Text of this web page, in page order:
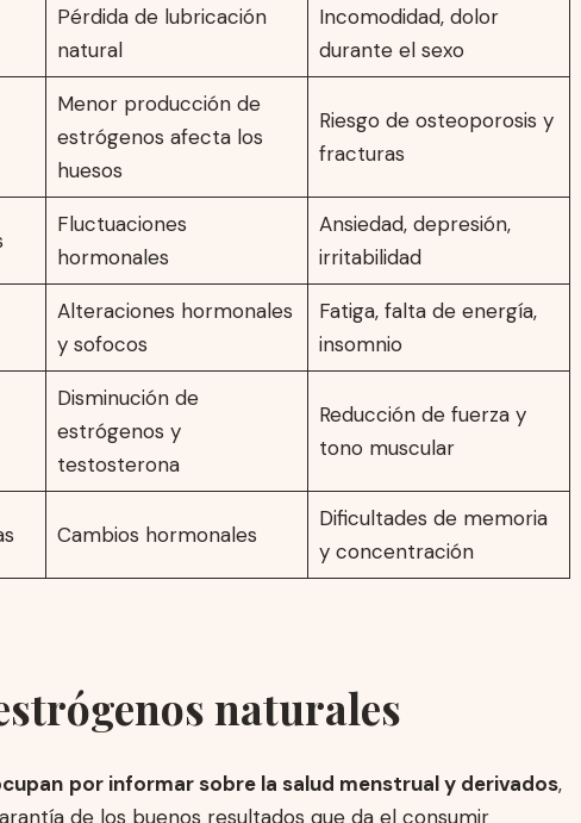
Pérdida de lubricación
natural
Incomodidad, dolor
durante el sexo
Menor producción de
estrógenos afecta los
huesos
Riesgo de osteoporosis y
fracturas
Fluctuaciones
hormonales
Ansiedad, depresión,
irritabilidad
Alteraciones hormonales
y sofocos
Fatiga, falta de energía,
insomnio
Disminución de
estrógenos y
testosterona
Reducción de fuerza y
tono muscular
Cambios hormonales
Dificultades de memoria
y concentración
naturales
por informar sobre la salud menstrual y derivados,
de los buenos resultados que da el consumir